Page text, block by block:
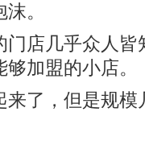
。
门店几乎众人
加盟的小店。
来了，但是规